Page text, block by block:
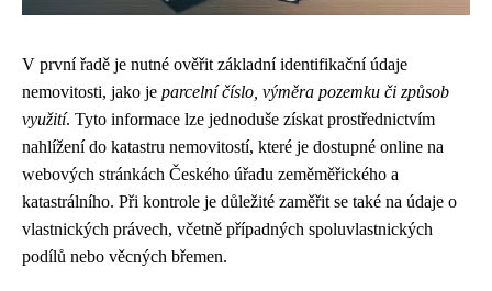
V první řadě je nutné ověřit základní identifikační údaje
nemovitosti, jako je parcelní číslo, výměra pozemku či způsob
využití. Tyto informace lze jednoduše získat prostřednictvím
nahlížení do katastru nemovitostí, které je dostupné online na
webových stránkách Českého úřadu zeměměřického a
katastrálního. Při kontrole je důležité zaměřit se také na údaje o
vlastnických právech, včetně případných spoluvlastnických
podílů nebo věcných břemen.